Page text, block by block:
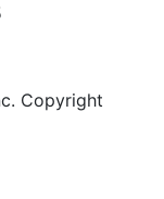
Copyright